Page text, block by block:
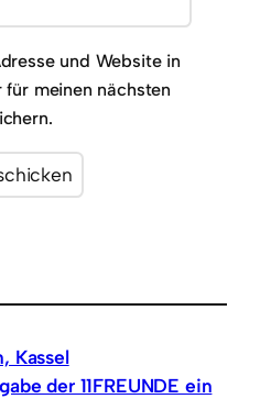
und Website in
meinen nächsten
Kassel
der 11FREUNDE ein